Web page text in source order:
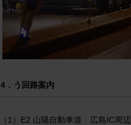
4．う回路案内
（1）E2 山陽自動車道 広島IC周